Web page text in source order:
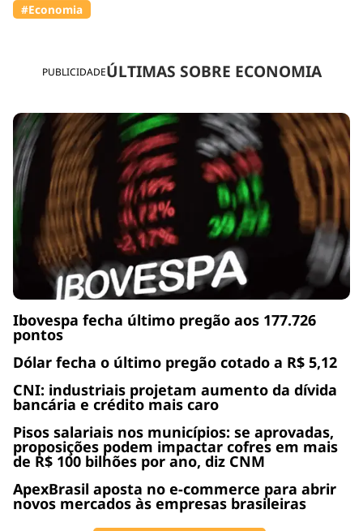
PUBLICIDADEÚLTIMAS SOBRE ECONOMIA
Ibovespa fecha último pregão aos 177.726
pontos
Dólar fecha o último pregão cotado a R$ 5,12
CNI: industriais projetam aumento da dívida
bancária e crédito mais caro
Pisos salariais nos municípios: se aprovadas,
proposições podem impactar cofres em mais
de R$ 100 bilhões por ano, diz CNM
ApexBrasil aposta no e-commerce para abrir
novos mercados às empresas brasileiras
#Economia